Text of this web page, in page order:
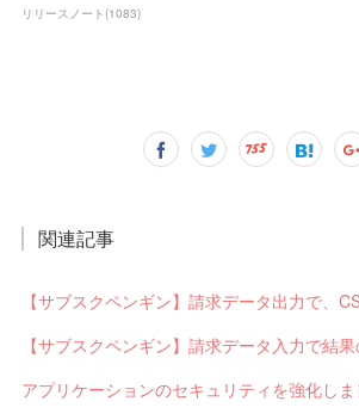
リリースノート (1083)
関連記事
アプリケーションのセキュリティを強化しま